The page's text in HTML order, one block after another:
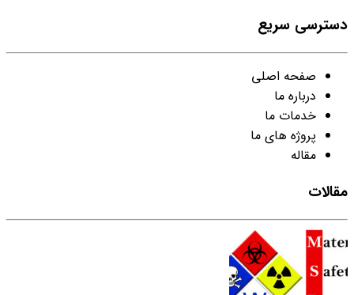
دسترسی سریع
صفحه اصلی
درباره ما
خدمات ما
پروژه های ما
مقاله
مقالات